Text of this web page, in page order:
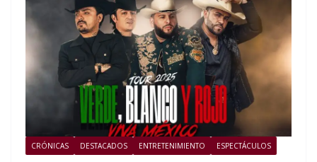
CRÓNICAS DESTACADOS ENTRETENIMIENTO ESPECTÁCULOS